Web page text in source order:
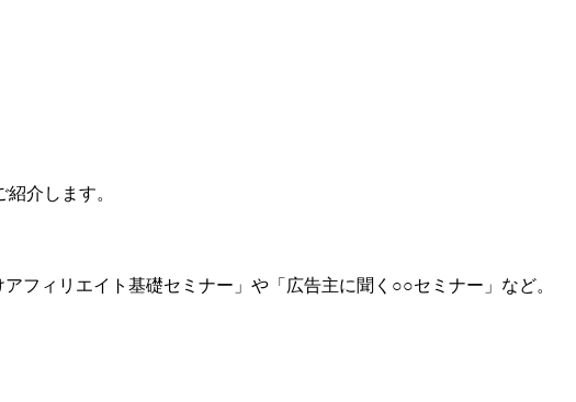
介します。
フィリエイト基礎セミナー」や「広告主に聞く○○セミナー」など。